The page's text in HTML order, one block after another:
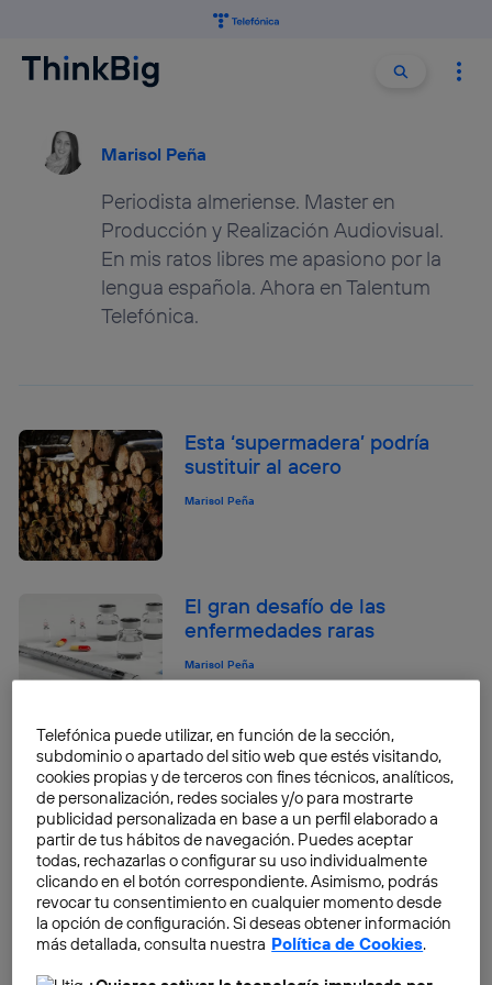
Buscar
Marisol Peña
Periodista almeriense. Master en
Producción y Realización Audiovisual.
En mis ratos libres me apasiono por la
lengua española. Ahora en Talentum
Telefónica.
Esta ‘supermadera’ podría
sustituir al acero
Marisol Peña
El gran desafío de las
enfermedades raras
Marisol Peña
La cantera de talento de
Silicon Valley
Marisol Peña
Vuelve la semana en un
minuto
Telefónica puede utilizar, en función de la sección,
subdominio o apartado del sitio web que estés visitando,
cookies propias y de terceros con fines técnicos, analíticos,
de personalización, redes sociales y/o para mostrarte
publicidad personalizada en base a un perfil elaborado a
partir de tus hábitos de navegación. Puedes aceptar
todas, rechazarlas o configurar su uso individualmente
clicando en el botón correspondiente. Asimismo, podrás
revocar tu consentimiento en cualquier momento desde
la opción de configuración. Si deseas obtener información
más detallada, consulta nuestra Política de Cookies.